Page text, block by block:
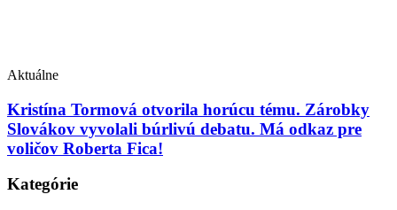
Aktuálne
Kristína Tormová otvorila horúcu tému. Zárobky
Slovákov vyvolali búrlivú debatu. Má odkaz pre
voličov Roberta Fica!
Kategórie